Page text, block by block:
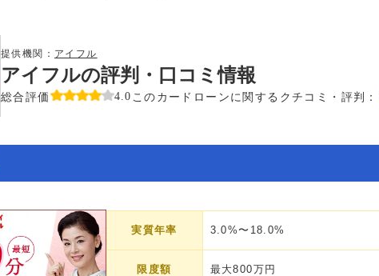
提供機関： アイフル
アイフルの評判・口コミ情報
総合評価 4.0 このカードローンに関するクチコミ・評判：
実質年率 3.0%〜18.0%
限度額 最大800万円